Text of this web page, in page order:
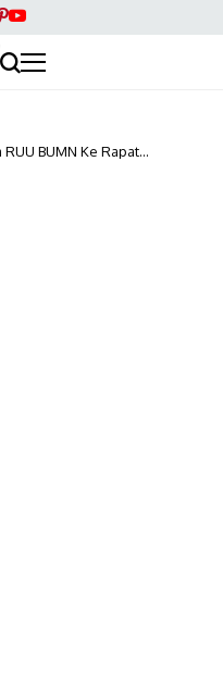
BUMN Ke Rapat